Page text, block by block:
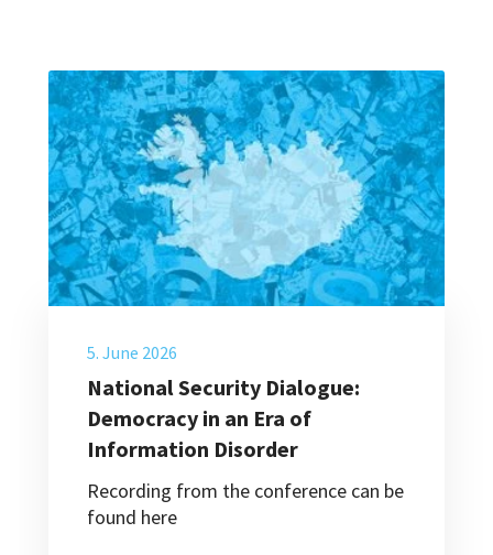
5. June 2026
National Security Dialogue:
Democracy in an Era of
Information Disorder
Recording from the conference can be
found here